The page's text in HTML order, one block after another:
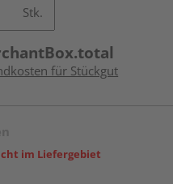
Stk.
für Stückgut
im Liefergebiet